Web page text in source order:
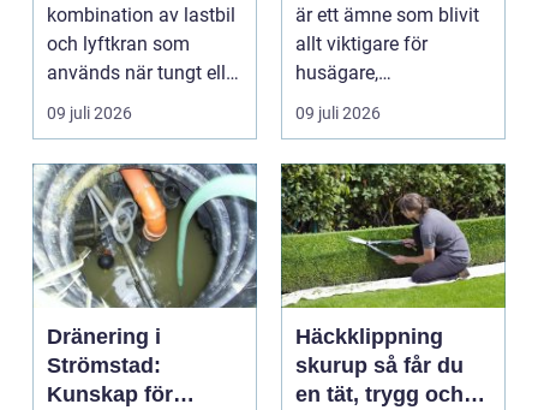
kombination av lastbil
och lyftkran som
används när tungt eller
skrymma...
09 juli 2026
är ett ämne som blivit
allt viktigare för
husägare,
bostadsrättsföreningar
och ...
09 juli 2026
Dränering i
Strömstad:
Kunskap för
Häckklippning
skurup så får du
en tät, trygg och